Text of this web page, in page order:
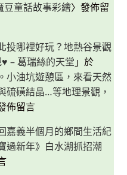
豆童話故事彩繪〉發佈留
投哪裡好玩？地熱谷景觀
– 葛瑞絲的天堂 」於
小油坑遊憩區，來看天然
硫磺結晶…等地理景觀，
佈留言
嘉義半個月的鄉間生活紀
過新年》白水湖抓招潮